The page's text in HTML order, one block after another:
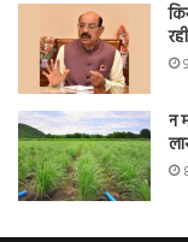
न